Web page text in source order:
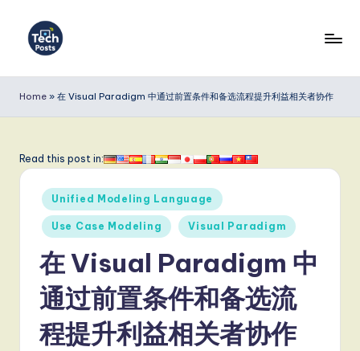
e
P
S
Home » 在 Visual Paradigm 中通过前置条件和备选流程提升利益相关者协作
Read this post in:
Posted
in
Unified Modeling Language
Use Case Modeling Visual Paradigm
在 Visual Paradigm 中
通过前置条件和备选流
程提升利益相关者协作